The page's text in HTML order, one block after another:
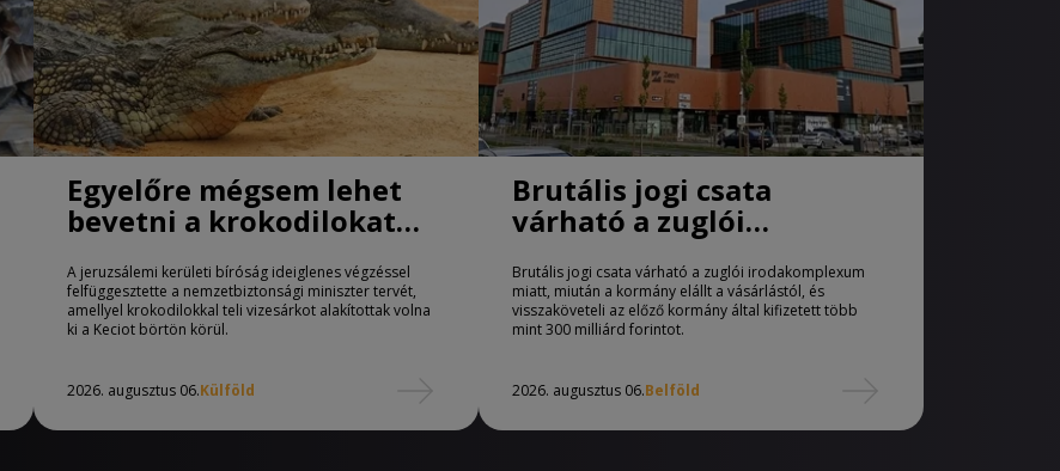
Egyelőre mégsem lehet
bevetni a krokodilokat
A jeruzsálemi kerületi bíróság ideiglenes végzéssel
felfüggesztette a nemzetbiztonsági miniszter tervét,
amellyel krokodilokkal teli vizesárkot alakítottak volna
ki a Keciot börtön körül.
2026. augusztus 06.Külföld
Brutális jogi csata
várható a zuglói
irodakomplexum miatt
Brutális jogi csata várható a zuglói irodakomplexum
miatt, miután a kormány elállt a vásárlástól, és
visszaköveteli az előző kormány által kifizetett több
mint 300 milliárd forintot.
2026. augusztus 06.Belföld